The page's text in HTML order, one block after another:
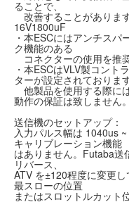
ることで、
改善することがあり
16V1800uF
・本ESCにはアンチス
ク機能のある
コネクターの使用を推奨
・本ESCはVLV製コント
ターが設定されております
他製品を使用する際には
動作の保証は致しません。
送信機のセットアップ：
入力パルス幅は 1040us
キャリブレーション機能
はありません。Futaba送
リバース、
ATV を±120程度に変更
最スローの位置
またはスロットルカット